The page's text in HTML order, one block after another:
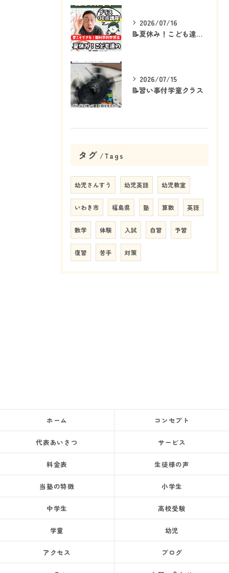
2026/07/16
📝夏休み！こども達の「ココ」を見て！👀
2026/07/15
📝習い事付学童クラス
タグ Tags
幼児さんすう 幼児英語 幼児教室
いわき市 福島県 塾 算数 英語
数学 体験 入試 自習 予習
復習 苦手 対策
ホーム コンセプト
代表あいさつ サービス
料金表 生徒様の声
当塾の特徴 小学生
中学生 高校受験
学童 幼児
アクセス ブログ